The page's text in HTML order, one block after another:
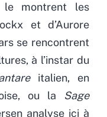
le montrent les
et d’Aurore
se rencontrent
à l’instar du
italien, en
ou la Sage
analyse ici à